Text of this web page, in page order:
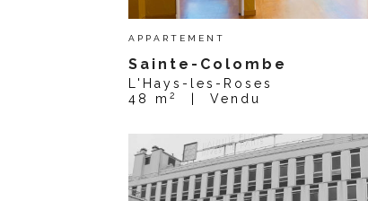
APPARTEMENT
Sainte-Colombe
L'Hays-les-Roses
48 m 2 Vendu